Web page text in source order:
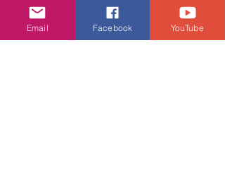
HKD 1,500
這個母親節，讓 Longchamp 助您以精
Email Facebook YouTube